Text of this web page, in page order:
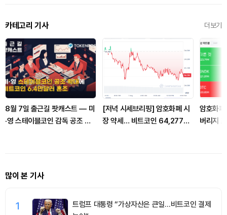
카테고리 기사 더보기
8월 7일 출근길 팟캐스트 — 미
·영 스테이블코인 감독 공조 확
[저녁 시세브리핑] 암호화폐 시
장 약세… 비트코인 64,277달
암호화
버리지
많이 본 기사
1
트럼프 대통령 “가상자산은 큰일…비트코인 결제